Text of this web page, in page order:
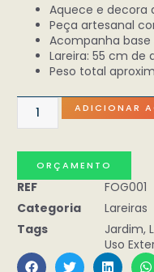
Aquece e decora
Peça artesanal
Acompanha base
Lareira: 55 cm de
Peso total
ADICIONAR
ORÇAMENTO
REF
FOG001
Categoria
Lareiras
Tags
Jardim,
Uso